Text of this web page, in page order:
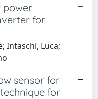
power
for
Intaschi, Luca;
sensor for
for